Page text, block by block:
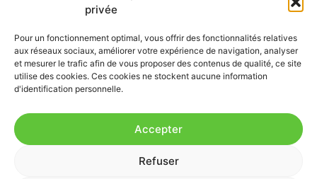
privée
Pour un fonctionnement optimal, vous offrir des fonctionnalités relatives
aux réseaux sociaux, améliorer votre expérience de navigation, analyser
et mesurer le trafic afin de vous proposer des contenus de qualité, ce site
utilise des cookies. Ces cookies ne stockent aucune information
d'identification personnelle.
Accepter
Refuser
TOURISME
ON RECRUTE EN
AVEYRON
FABRIQUÉ EN
Mentions Légales|Accessibilité : Partiellement
conforme|Plan du site